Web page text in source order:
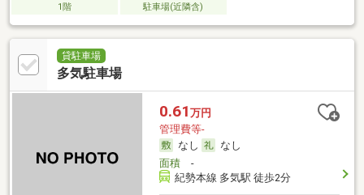
1階 駐車場(近隣含)
貸駐車場
多気駐車場
0.61 万円
管理費等-
なし
なし
面積-
紀勢本線 多気駅 徒歩2分